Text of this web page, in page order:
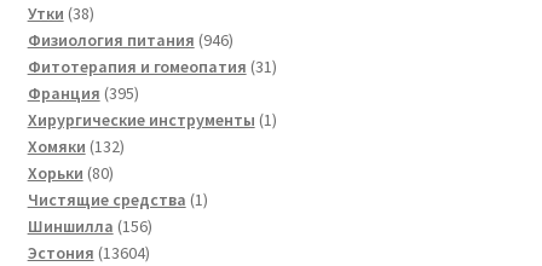
Утки 3838
товаров
Физиология питания 946946
товаров
Фитотерапия и гомеопатия 3131
Франция 395395
товаров
Хирургические инструменты 11
Хомяки 132132
Хорьки 8080
товаров
Чистящие средства 11
Шиншилла 156156
товаров
Эстония 1360413604